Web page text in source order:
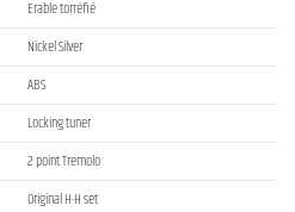
Erable torréfié
Nickel Silver
ABS
Locking tuner
2 point Tremolo
Original H-H set